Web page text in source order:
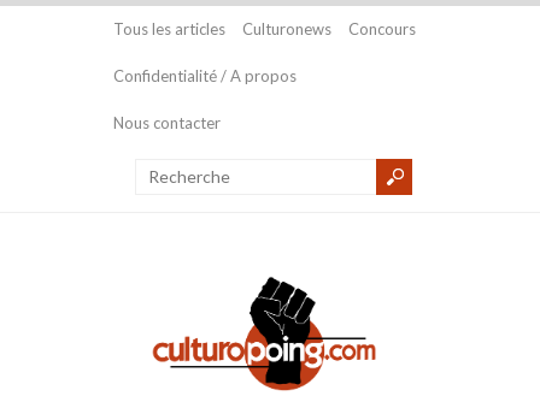
Tous les articles Culturonews Concours
Confidentialité / A propos
Nous contacter